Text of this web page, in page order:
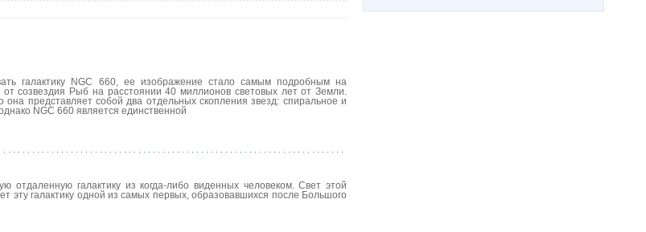
галактику NGC 660, ее изображение стало самым подробным на
созвездия Рыб на расстоянии 40 миллионов световых лет от Земли.
представляет собой два отдельных скопления звезд: спиральное и
NGC 660 является единственной
отдаленную галактику из когда-либо виденных человеком. Свет этой
эту галактику одной из самых первых, образовавшихся после Большого